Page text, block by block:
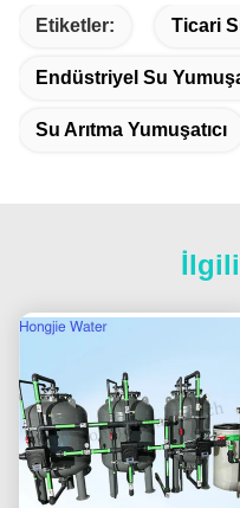
Etiketler: Ticari
Endüstriyel Su
Su Arıtma Yumuşatıcı